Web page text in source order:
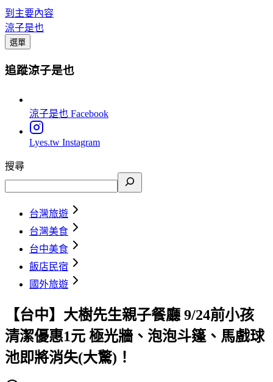
到主要內容
涼子是也
選單
追蹤涼子是也
涼子是也 Facebook
Lyes.tw Instagram
搜尋
台灣旅遊
台灣美食
台中美食
飯店民宿
國外旅遊
【台中】大樹先生親子餐廳 9/24前小孩
清潔優惠1元 極光牆、泡泡斗篷、馬戲球
池即將消失(大驚)！